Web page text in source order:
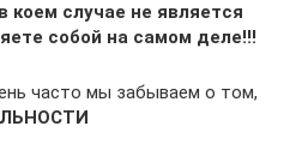
коем случае не является
собой на самом деле!!!
часто мы забываем о том,